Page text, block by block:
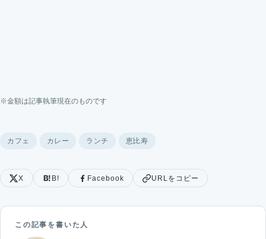
※金額は記事執筆現在のものです
カフェ カレー ランチ 恵比寿
X B! Facebook URLをコピー
この記事を書いた人